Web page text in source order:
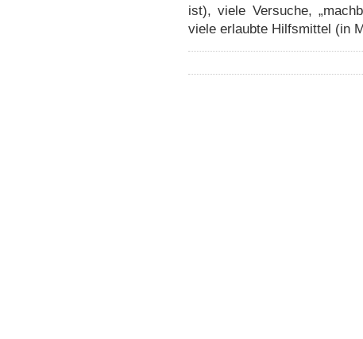
ist), viele Versuche,
viele erlaubte Hilfsmittel (in